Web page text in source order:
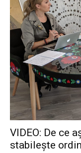
VIDEO: De ce
stabilește